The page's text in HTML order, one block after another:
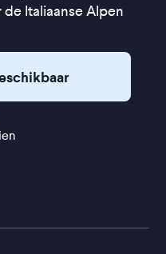
de Italiaanse Alpen